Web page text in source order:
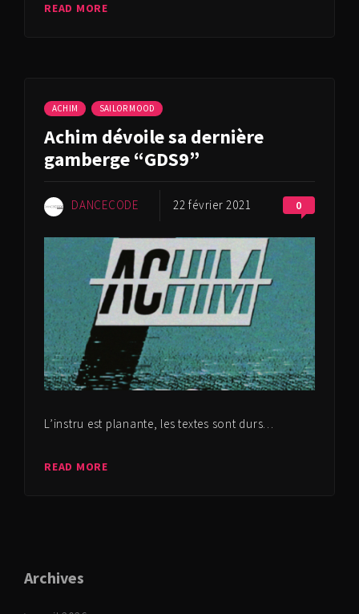
READ MORE
ACHIM SAILOR MOOD
Achim dévoile sa dernière
gamberge “GDS9”
DANCECODE 22 février 2021 0
L’instru est planante, les textes sont durs…
READ MORE
Archives